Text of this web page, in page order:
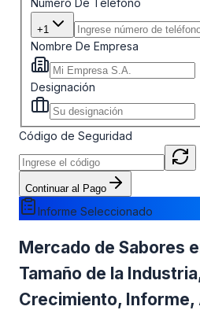
+1
Nombre De Empresa
Designación
Código de Seguridad
Continuar al Pago
Informe Seleccionado
Mercado de Sabores
Tamaño de la
Crecimiento,